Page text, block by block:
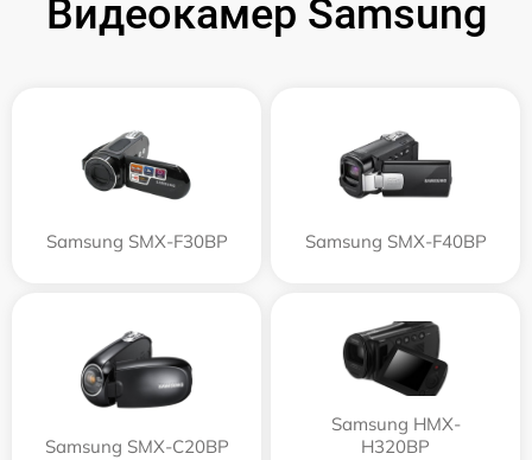
Видеокамер Samsung
Samsung SMX-F30BP Samsung SMX-F40BP
Samsung SMX-C20BP
Samsung HMX-
H320BP